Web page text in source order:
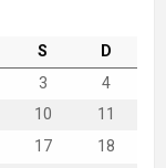
S
D
3
4
10
11
17
18